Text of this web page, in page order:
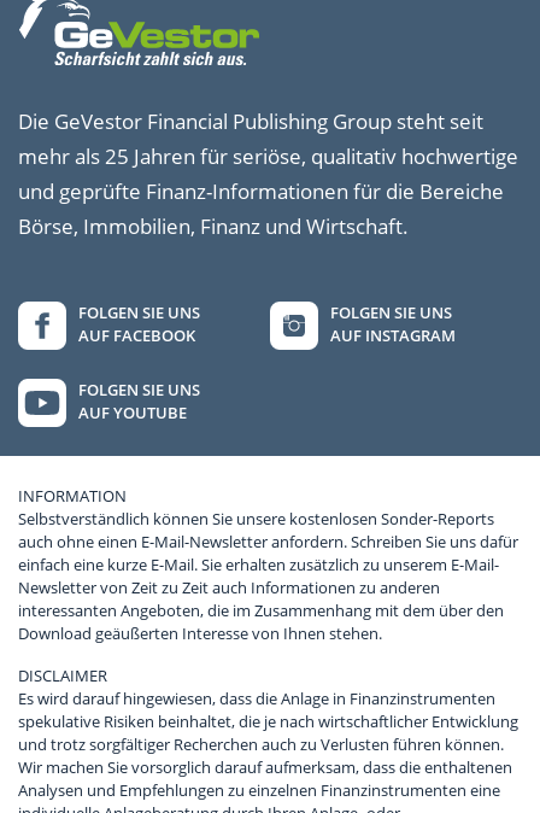
Die GeVestor Financial Publishing Group steht seit
mehr als 25 Jahren für seriöse, qualitativ hochwertige
und geprüfte Finanz-Informationen für die Bereiche
Börse, Immobilien, Finanz und Wirtschaft.
FOLGEN SIE UNS
AUF FACEBOOK
FOLGEN SIE UNS
AUF INSTAGRAM
FOLGEN SIE UNS
AUF YOUTUBE
INFORMATION
Selbstverständlich können Sie unsere kostenlosen Sonder-Reports
auch ohne einen E-Mail-Newsletter anfordern. Schreiben Sie uns dafür
einfach eine kurze E-Mail. Sie erhalten zusätzlich zu unserem E-Mail-
Newsletter von Zeit zu Zeit auch Informationen zu anderen
interessanten Angeboten, die im Zusammenhang mit dem über den
Download geäußerten Interesse von Ihnen stehen.
DISCLAIMER
Es wird darauf hingewiesen, dass die Anlage in Finanzinstrumenten
spekulative Risiken beinhaltet, die je nach wirtschaftlicher Entwicklung
und trotz sorgfältiger Recherchen auch zu Verlusten führen können.
Wir machen Sie vorsorglich darauf aufmerksam, dass die enthaltenen
Analysen und Empfehlungen zu einzelnen Finanzinstrumenten eine